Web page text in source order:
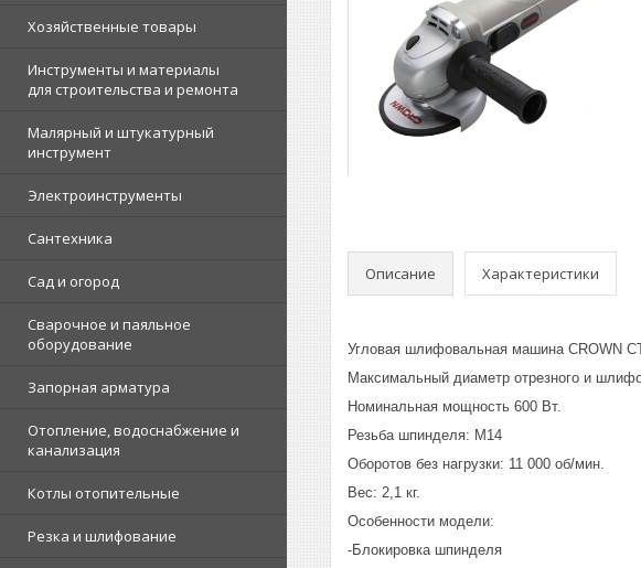
Хозяйственные товары
Инструменты и материалы
для строительства и ремонта
Малярный и штукатурный
инструмент
Электроинструменты
Сантехника
Сад и огород
Сварочное и паяльное
оборудование
Запорная арматура
Отопление, водоснабжение и
канализация
Котлы отопительные
Резка и шлифование
Описание Характеристики
Угловая шлифовальная машина CROWN
Максимальный диаметр отрезного и
Номинальная мощность 600 Вт.
Резьба шпинделя: М14
Оборотов без нагрузки: 11 000 об/мин.
Вес: 2,1 кг.
Особенности модели:
-Блокировка шпинделя